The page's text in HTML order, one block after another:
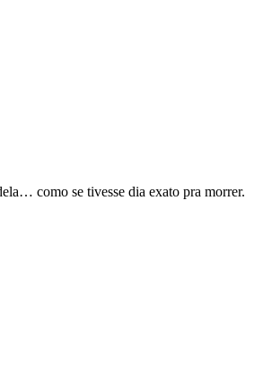
como se tivesse dia exato pra morrer.